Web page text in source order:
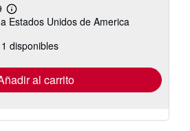
Más
información
las
tarifas
envío
Estados Unidos de America
disponibles
al carrito